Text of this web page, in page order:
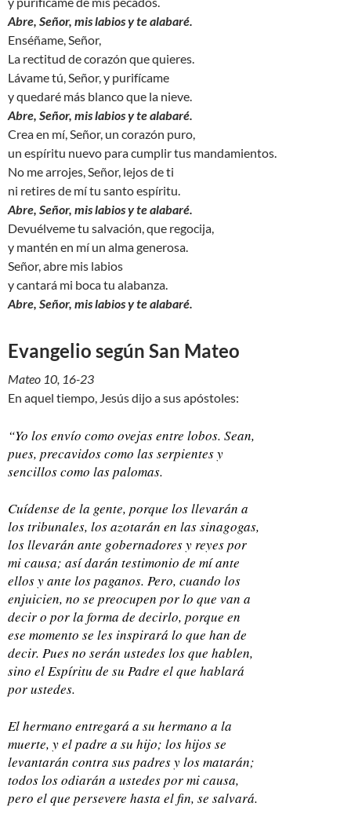
Abre, Señor, mis labios y te alabaré.
Enséñame, Señor,
La rectitud de corazón que quieres.
Lávame tú, Señor, y purifícame
y quedaré más blanco que la nieve.
Abre, Señor, mis labios y te alabaré.
Crea en mí, Señor, un corazón puro,
un espíritu nuevo para cumplir tus mandamientos.
No me arrojes, Señor, lejos de ti
ni retires de mí tu santo espíritu.
Abre, Señor, mis labios y te alabaré.
Devuélveme tu salvación, que regocija,
y mantén en mí un alma generosa.
Señor, abre mis labios
y cantará mi boca tu alabanza.
Abre, Señor, mis labios y te alabaré.
Evangelio según San Mateo
Mateo 10, 16-23
En aquel tiempo, Jesús dijo a sus apóstoles:
“Yo los envío como ovejas entre lobos. Sean,
pues, precavidos como las serpientes y
sencillos como las palomas.
Cuídense de la gente, porque los llevarán a
los tribunales, los azotarán en las sinagogas,
los llevarán ante gobernadores y reyes por
mi causa; así darán testimonio de mí ante
ellos y ante los paganos. Pero, cuando los
enjuicien, no se preocupen por lo que van a
decir o por la forma de decirlo, porque en
ese momento se les inspirará lo que han de
decir. Pues no serán ustedes los que hablen,
sino el Espíritu de su Padre el que hablará
por ustedes.
El hermano entregará a su hermano a la
muerte, y el padre a su hijo; los hijos se
levantarán contra sus padres y los matarán;
todos los odiarán a ustedes por mi causa,
pero el que persevere hasta el fin, se salvará.